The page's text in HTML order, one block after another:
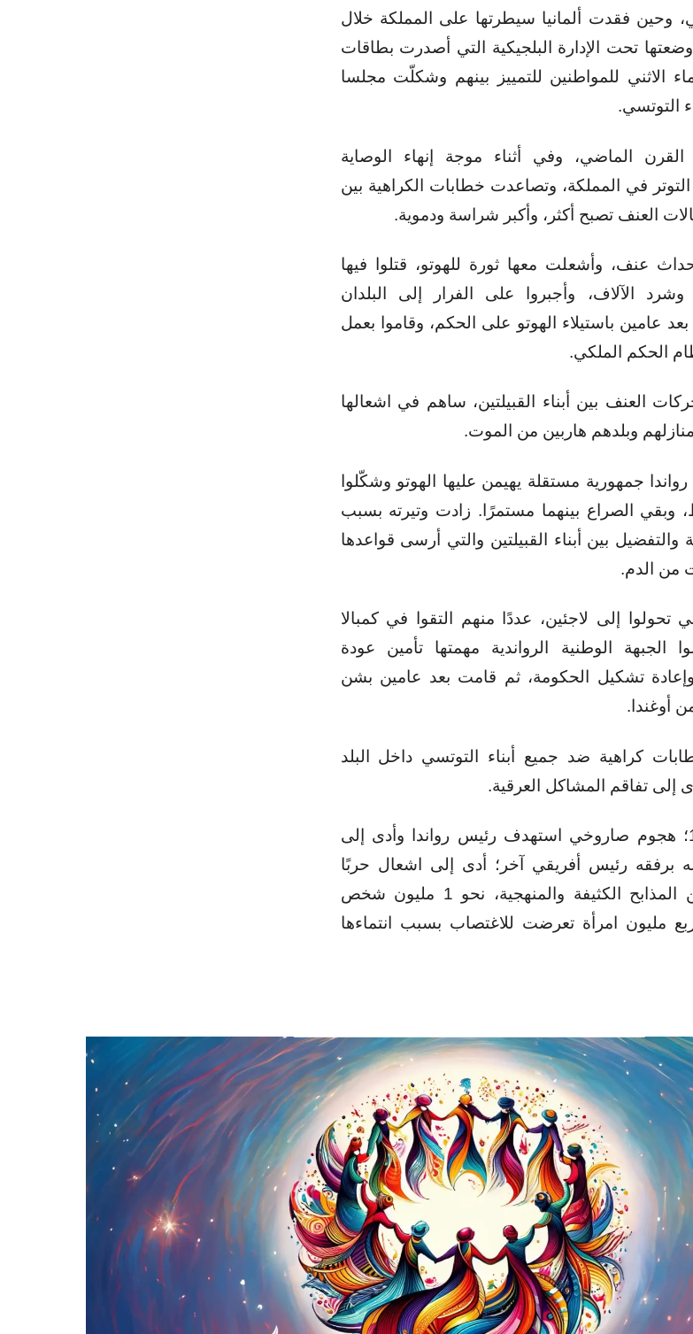
وحين فقدت ألمانيا سيطرتها على المملكة خلال
وضعتها تحت الإدارة البلجيكية التي أصدرت بطاقات
الاثني للمواطنين للتمييز بينهم وشكلّت مجلسا
التوتسي.
الماضي، وفي أثناء موجة إنهاء الوصاية
التوتر في المملكة، وتصاعدت خطابات الكراهية بين
حالات العنف تصبح أكثر، وأكبر شراسة ودموية.
أحداث عنف، وأشعلت معها ثورة للهوتو، قتلوا فيها
الآلاف، وأجبروا على الفرار إلى البلدان
بعد عامين باستيلاء الهوتو على الحكم، وقاموا بعمل
الحكم الملكي.
العنف بين أبناء القبيلتين، ساهم في اشعالها
وبلدهم هاربين من الموت.
أصبحت رواندا جمهورية مستقلة يهيمن عليها الهوتو وشكّلوا
وبقي الصراع بينهما مستمرًا. زادت وتيرته بسبب
والتفضيل بين أبناء القبيلتين والتي أرسى قواعدها
من الدم.
إلى لاجئين، عددًا منهم التقوا في كمبالا
الجبهة الوطنية الرواندية مهمتها تأمين عودة
وإعادة تشكيل الحكومة، ثم قامت بعد عامين بشن
أوغندا.
كراهية ضد جميع أبناء التوتسي داخل البلد
إلى تفاقم المشاكل العرقية.
في 6 إبريل عام 1996؛ هجوم صاروخي استهدف رئيس رواندا وأدى إلى
برفقه رئيس أفريقي آخر؛ أدى إلى اشعال حربًا
امتدت لعدة أسابيع من المذابح الكثيفة والمنهجية، نحو 1 مليون شخص
مليون امرأة تعرضت للاغتصاب بسبب انتماءها